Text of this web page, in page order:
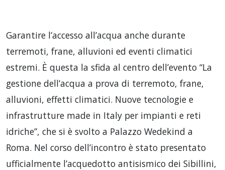
Garantire l’accesso all’acqua anche durante
terremoti, frane, alluvioni ed eventi climatici
estremi. È questa la sfida al centro dell’evento “La
gestione dell’acqua a prova di terremoto, frane,
alluvioni, effetti climatici. Nuove tecnologie e
infrastrutture made in Italy per impianti e reti
idriche”, che si è svolto a Palazzo Wedekind a
Roma. Nel corso dell’incontro è stato presentato
ufficialmente l’acquedotto antisismico dei Sibillini,